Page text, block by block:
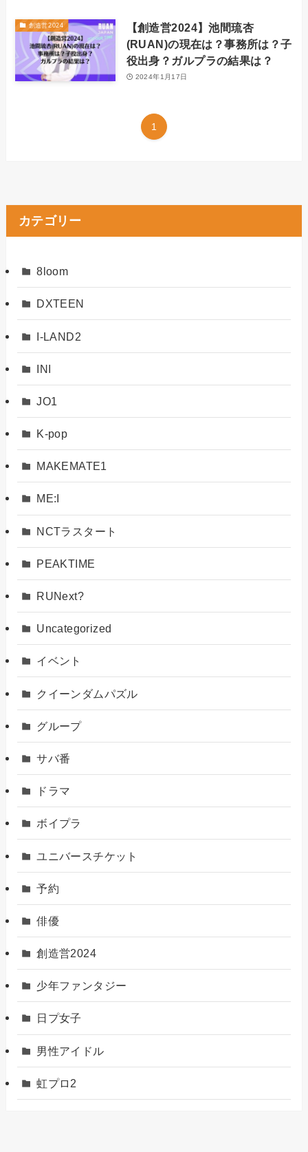
創造営2024
【創造営2024】池間琉杏
(RUAN)の現在は？事務所は？子
役出身？ガルプラの結果は？
2024年1月17日
1
カテゴリー
8loom
DXTEEN
I-LAND2
INI
JO1
K-pop
MAKEMATE1
ME:I
NCTラスタート
PEAKTIME
RUNext?
Uncategorized
イベント
クイーンダムパズル
グループ
サバ番
ドラマ
ボイプラ
ユニバースチケット
予約
俳優
創造営2024
少年ファンタジー
日プ女子
男性アイドル
虹プロ2